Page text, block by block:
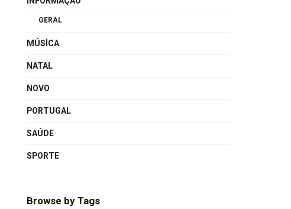
GERAL
MÚSICA
NATAL
NOVO
PORTUGAL
SAÚDE
SPORTE
Browse by Tags